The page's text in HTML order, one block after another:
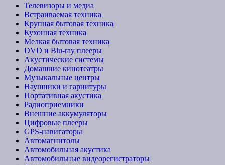
Телевизоры и медиа
Встраиваемая техника
Крупная бытовая техника
Кухонная техника
Мелкая бытовая техника
DVD и Blu-ray плееры
Акустические системы
Домашние кинотеатры
Музыкальные центры
Наушники и гарнитуры
Портативная акустика
Радиоприемники
Внешние аккумуляторы
Цифровые плееры
GPS-навигаторы
Автомагнитолы
Автомобильная акустика
Автомобильные видеорегистраторы